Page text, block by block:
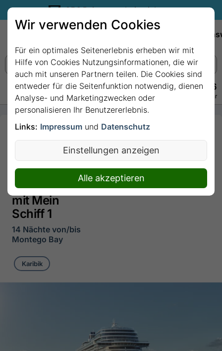
35€ Reisegutschein sichern.
+49 228 3875 7256
Persönlich · Kostenlos · Täglich 08–22 Uhr
14 Nächte -
Best of
Mittelamerika
- ab/bis
Montego Bay
mit Mein
Schiff 1
14 Nächte von/bis
Montego Bay
Karibik
Wir verwenden Cookies
Für ein optimales Seitenerlebnis erheben wir mit
Hilfe von Cookies Nutzungsinformationen, die wir
auch mit unseren Partnern teilen. Die Cookies sind
entweder für die Seitenfunktion notwendig, dienen
Analyse- und Marketingzwecken oder
personalisieren Ihr Benutzererlebnis.
Links: Impressum und Datenschutz
Einstellungen anzeigen
Alle akzeptieren